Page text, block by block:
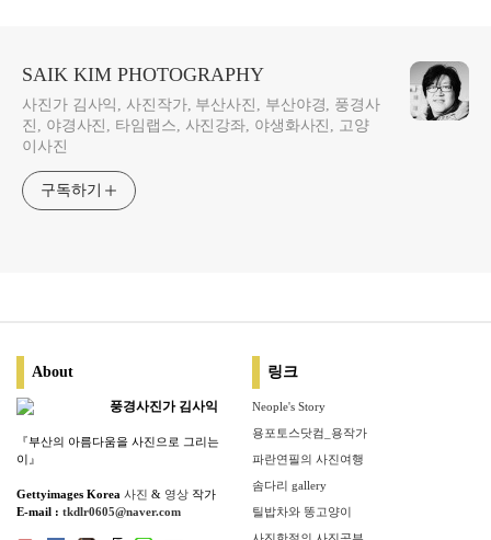
SAIK KIM PHOTOGRAPHY
사진가 김사익, 사진작가, 부산사진, 부산야경, 풍경사
진, 야경사진, 타임랩스, 사진강좌, 야생화사진, 고양
이사진
구독하기
About
풍경사진가 김사익
『부산의 아름다움을 사진으로 그리는
이』
Gettyimages Korea 사진 & 영상 작가
E-mail : tkdlr0605@naver.com
링크
Neople's Story
용포토스닷컴_용작가
파란연필의 사진여행
솜다리 gallery
틸밥차와 똥고양이